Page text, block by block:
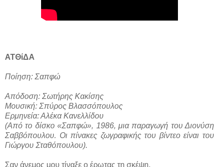
ΑΤΘίΔΑ
Ποίηση: Σαπφώ
Απόδοση: Σωτήρης Κακίσης
Μουσική: Σπύρος Βλασσόπουλος
Ερμηνεία: Αλέκα Κανελλίδου
(Από το δίσκο «Σαπφώ», 1986, μια παραγωγή του Διονύση
Σαββόπουλου. Οι πίνακες ζωγραφικής του βίντεο είναι του
Γιώργου Σταθόπουλου).
Σαν άνεμος μου τίναξε ο έρωτας τη σκέψη,